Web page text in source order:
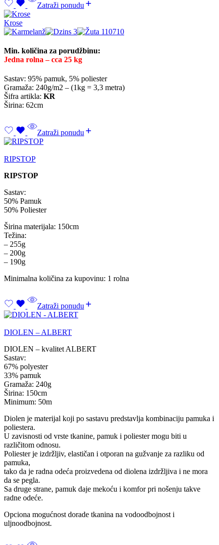
Zatraži ponudu
Krose
Min. količina za porudžbinu:
Jedna rolna – cca 25 kg
Sastav: 95% pamuk, 5% poliester
Gramaža: 240g/m2 – (1kg = 3,3 metra)
Šifra artikla: KR
Širina: 62cm
Zatraži ponudu
RIPSTOP
RIPSTOP
Sastav:
50% Pamuk
50% Poliester
Širina materijala: 150cm
Težina:
– 255g
– 200g
– 190g
Minimalna količina za kupovinu: 1 rolna
Zatraži ponudu
DIOLEN – ALBERT
DIOLEN – kvalitet ALBERT
Sastav:
67% polyester
33% pamuk
Gramaža: 240g
Širina: 150cm
Minimum: 50m
Diolen je materijal koji po sastavu predstavlja kombinaciju pamuka i
poliestera.
U zavisnosti od vrste tkanine, pamuk i poliester mogu biti u
različitom odnosu.
Poliester je izdržljiv, elastičan i otporan na gužvanje za razliku od
pamuka,
tako da je radna odeća proizvedena od diolena izdržljiva i ne mora
da se pegla.
Sa druge strane, pamuk daje mekoću i komfor pri nošenju takve
radne odeće.
Opciona mogućnost dorade tkanina na vodoodbojnost i
uljnoodbojnost.